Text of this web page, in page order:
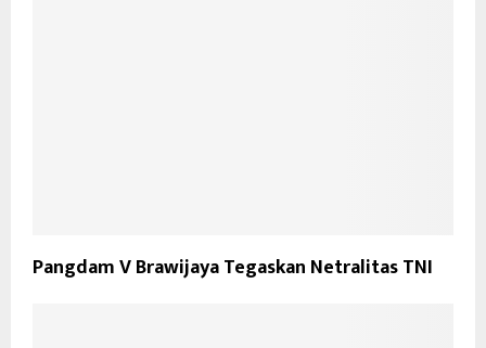
Pangdam V Brawijaya Tegaskan Netralitas TNI